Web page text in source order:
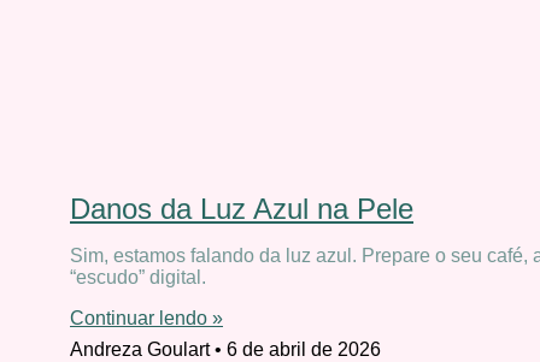
Danos da Luz Azul na Pele
Sim, estamos falando da luz azul. Prepare o seu
“escudo” digital.
Continuar lendo »
Andreza Goulart
6 de abril de 2026